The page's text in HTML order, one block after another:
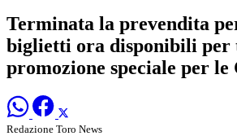
Terminata la prevendita
biglietti ora disponibili per
promozione speciale per le
Redazione Toro News